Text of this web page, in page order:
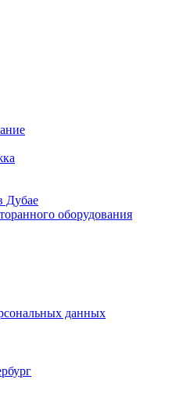
Дубае
оборудования
данных